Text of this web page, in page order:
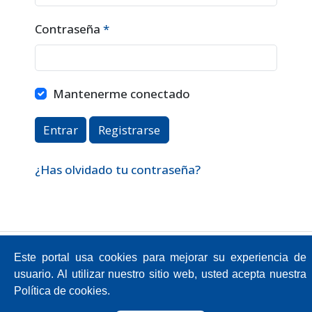
Contraseña *
Obligatorio
Mantenerme conectado
Entrar Registrarse
¿Has olvidado tu contraseña?
Sector Cutuglagua
Código Postal 17211991 / Mejía - Ecuador
Teléfono: 593-2-299-2001
Este portal usa cookies para mejorar su experiencia de
usuario. Al utilizar nuestro sitio web, usted acepta nuestra
Política de cookies.